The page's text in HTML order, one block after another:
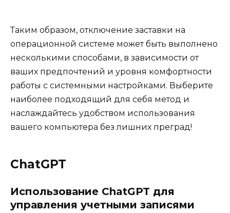
Таким образом, отключение заставки на
операционной системе может быть выполнено
несколькими способами, в зависимости от
ваших предпочтений и уровня комфортности
работы с системными настройками. Выберите
наиболее подходящий для себя метод и
наслаждайтесь удобством использования
вашего компьютера без лишних преград!
ChatGPT
Использование ChatGPT для
управления учетными записями